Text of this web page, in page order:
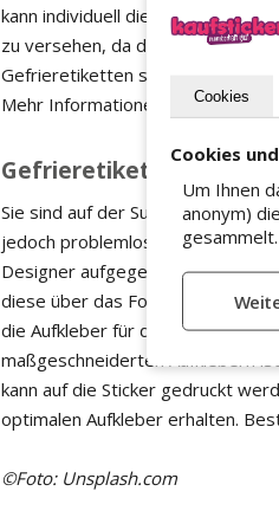
kann individuell die Art des
zu versehen, da dieser
Gefrieretiketten sollten niemals
Mehr Informationen zu den
Gefrieretiketten bei
Sie sind auf der Suche nach
jedoch problemlos gelagert
Designer aufgegeben werden.
diese über das Formular
die Aufkleber für das Gefrierfach
maßgeschneiderten Aufklebern
kann auf die Sticker gedruckt
optimalen Aufkleber erhalten.
©Foto: Unsplash.com
Cookies
Cookies
Um Ihnen
anonym)